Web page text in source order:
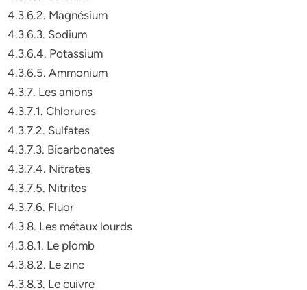
4.3.6.2. Magnésium
4.3.6.3. Sodium
4.3.6.4. Potassium
4.3.6.5. Ammonium
4.3.7. Les anions
4.3.7.1. Chlorures
4.3.7.2. Sulfates
4.3.7.3. Bicarbonates
4.3.7.4. Nitrates
4.3.7.5. Nitrites
4.3.7.6. Fluor
4.3.8. Les métaux lourds
4.3.8.1. Le plomb
4.3.8.2. Le zinc
4.3.8.3. Le cuivre